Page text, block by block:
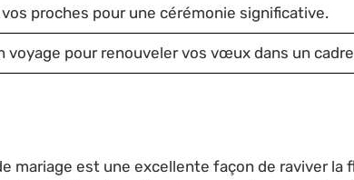
proches pour une cérémonie significative.
voyage pour renouveler vos vœux dans un
mariage est une excellente façon de raviver